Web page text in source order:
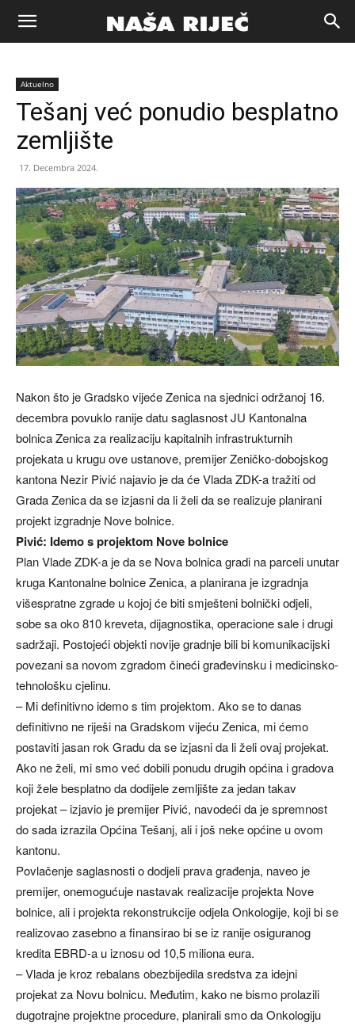
Naša
riječ
Aktuelno
Tešanj već ponudio besplatno
zemljište
17. Decembra 2024.
Nakon što je Gradsko vijeće Zenica na sjednici održanoj 16.
decembra povuklo ranije datu saglasnost JU Kantonalna
bolnica Zenica za realizaciju kapitalnih infrastrukturnih
projekata u krugu ove ustanove, premijer Zeničko-dobojskog
kantona Nezir Pivić najavio je da će Vlada ZDK-a tražiti od
Grada Zenica da se izjasni da li želi da se realizuje planirani
projekt izgradnje Nove bolnice.
Pivić: Idemo s projektom Nove bolnice
Plan Vlade ZDK-a je da se Nova bolnica gradi na parceli unutar
kruga Kantonalne bolnice Zenica, a planirana je izgradnja
višespratne zgrade u kojoj će biti smješteni bolnički odjeli,
sobe sa oko 810 kreveta, dijagnostika, operacione sale i drugi
sadržaji. Postojeći objekti novije gradnje bili bi komunikacijski
povezani sa novom zgradom čineći građevinsku i medicinsko-
tehnološku cjelinu.
– Mi definitivno idemo s tim projektom. Ako se to danas
definitivno ne riješi na Gradskom vijeću Zenica, mi ćemo
postaviti jasan rok Gradu da se izjasni da li želi ovaj projekat.
Ako ne želi, mi smo već dobili ponudu drugih općina i gradova
koji žele besplatno da dodijele zemljište za jedan takav
projekat – izjavio je premijer Pivić, navodeći da je spremnost
do sada izrazila Općina Tešanj, ali i još neke općine u ovom
kantonu.
Povlačenje saglasnosti o dodjeli prava građenja, naveo je
premijer, onemogućuje nastavak realizacije projekta Nove
bolnice, ali i projekta rekonstrukcije odjela Onkologije, koji bi se
realizovao zasebno a finansirao bi se iz ranije osiguranog
kredita EBRD-a u iznosu od 10,5 miliona eura.
– Vlada je kroz rebalans obezbijedila sredstva za idejni
projekat za Novu bolnicu. Međutim, kako ne bismo prolazili
dugotrajne projektne procedure, planirali smo da Onkologiju